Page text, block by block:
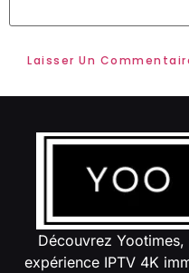
Découvrez
expérience IPTV 4K